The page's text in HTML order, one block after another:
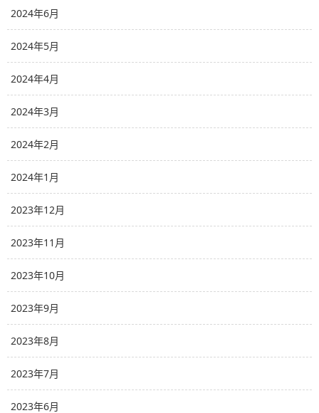
2024年6月
2024年5月
2024年4月
2024年3月
2024年2月
2024年1月
2023年12月
2023年11月
2023年10月
2023年9月
2023年8月
2023年7月
2023年6月